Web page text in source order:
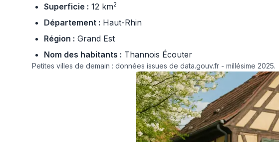
Superficie : 12 km2
Département : Haut-Rhin
Région : Grand Est
Nom des habitants : Thannois Écouter
Petites villes de demain : données issues de data.gouv.fr - millésime 2025.